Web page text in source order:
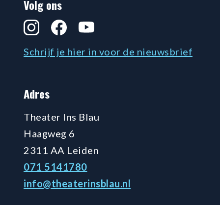
Volg ons
InstagramFacebookYouTube
Schrijf je hier in voor de nieuwsbrief
Adres
Theater Ins Blau
Haagweg 6
2311 AA Leiden
071 5141780
info@theaterinsblau.nl